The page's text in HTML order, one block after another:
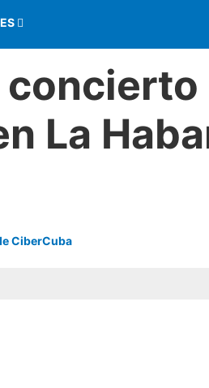
La
CiberCuba